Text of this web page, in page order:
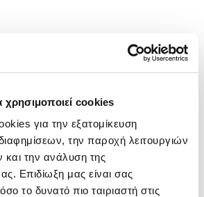
χρησιμοποιεί cookies
για την εξατομίκευση
την παροχή λειτουργιών
την ανάλυση της
Επιδίωξη μας είναι σας
το δυνατό πιο ταιριαστή στις